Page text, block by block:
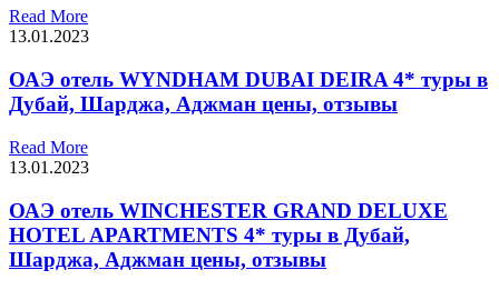
Read More
13.01.2023
ОАЭ отель WYNDHAM DUBAI DEIRA 4* туры в
Дубай, Шарджа, Аджман цены, отзывы
Read More
13.01.2023
ОАЭ отель WINCHESTER GRAND DELUXE
HOTEL APARTMENTS 4* туры в Дубай,
Шарджа, Аджман цены, отзывы